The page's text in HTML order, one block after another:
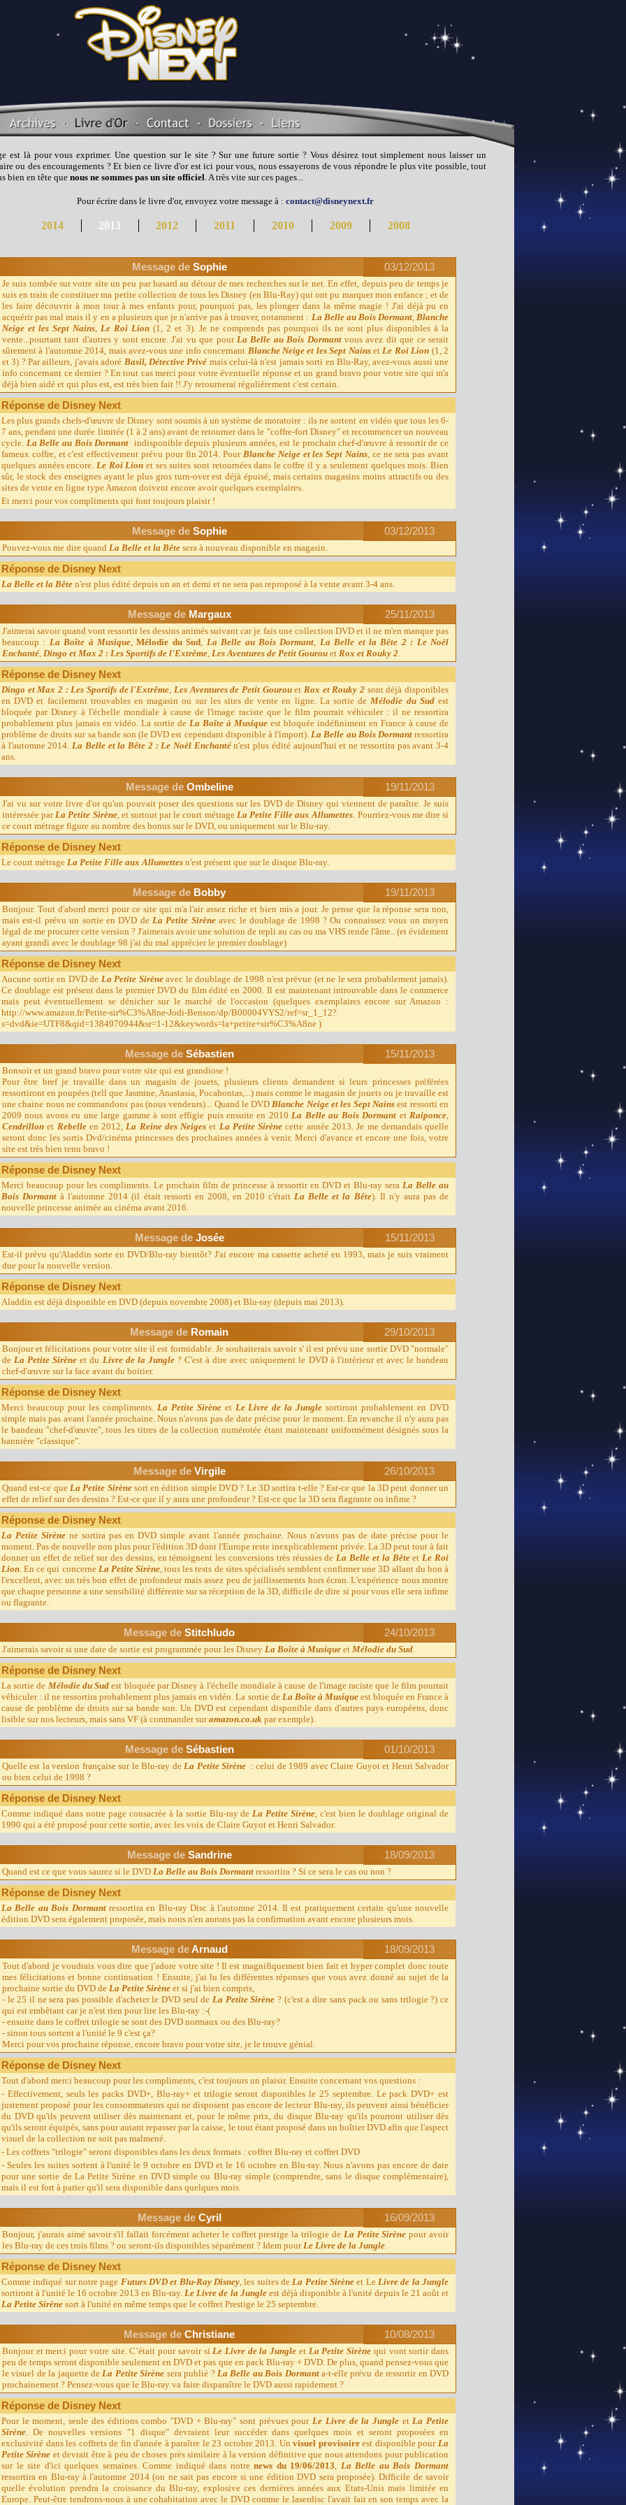
est là pour vous exprimer. Une question sur le site ? Sur une future sortie ? Vous désirez tout simplement nous laisser un
ou des encouragements ? Et bien ce livre d'or est ici pour vous, nous essayerons de vous répondre le plus vite possible, tout
bien en tête que nous ne sommes pas un site officiel. A très vite sur ces pages...
Pour écrire dans le livre d'or, envoyez votre message à : contact@disneynext.fr
2014 201 3 2012 2011 2010 2009 2008
Message de Sophie 03/12/2013
Je suis tombée sur votre site un peu par hasard au détour de mes recherches sur le net. En effet, depuis peu de temps je
suis en train de constituer ma petite collection de tous les Disney (en Blu-Ray) qui ont pu marquer mon enfance ; et de
les faire découvrir à mon tour à mes enfants pour, pourquoi pas, les plonger dans la même magie ! J'ai déjà pu en
acquérir pas mal mais il y en a plusieurs que je n'arrive pas à trouver, notamment : La Belle au Bois Dormant,Blanche
Neige et les Sept Nains,Le Roi Lion (1, 2 et 3). Je ne comprends pas pourquoi ils ne sont plus disponibles à la
vente...pourtant tant d'autres y sont encore. J'ai vu que pour La Belle au Bois Dormantvous avez dit que ce serait
sûrement à l'automne 2014, mais avez-vous une info concernant Blanche Neige et les Sept NainsetLe Roi Lion (1, 2
et 3) ? Par ailleurs, j'avais adoré Basil, Détective Privé mais celui-là n'est jamais sorti en Blu-Ray, avez-vous aussi une
info concernant ce dernier ? En tout cas merci pour votre éventuelle réponse et un grand bravo pour votre site qui m'a
déjà bien aidé et qui plus est, est très bien fait !! J'y retournerai régulièrement c'est certain.
Réponse de Disney Next
Les plus grands chefs-d'œuvre de Disney sont soumis à un système de moratoire : ils ne sortent en vidéo que tous les 6-
7 ans, pendant une durée limitée (1 à 2 ans) avant de retourner dans le "coffre-fort Disney" et recommencer un nouveau
cycle. La Belle au Bois Dormant indisponible depuis plusieurs années, est le prochain chef-d'œuvre à ressortir de ce
fameux coffre, et c'est effectivement prévu pour fin 2014. Pour Blanche Neige et les Sept Nains, ce ne sera pas avant
quelques années encore. Le Roi Lion et ses suites sont retournées dans le coffre il y a seulement quelques mois. Bien
sûr, le stock des enseignes ayant le plus gros turn-over est déjà épuisé, mais certains magasins moins attractifs ou des
sites de vente en ligne type Amazon doivent encore avoir quelques exemplaires.
Et merci pour vos compliments qui font toujours plaisir !
Message de Sophie 03/12/2013
Pouvez-vous me dire quand La Belle et la Bête sera à nouveau disponible en magasin.
Réponse de Disney Next
La Belle et la Bête n'est plus édité depuis un an et demi et ne sera pas reproposé à la vente avant 3-4 ans.
Message de Margaux 25/11/2013
J'aimerai savoir quand vont ressortir les dessins animés suivant car je fais une collection DVD et il ne m'en manque pas
beaucoup : La Boîte à Musique,Mélodie du Sud, La Belle au Bois Dormant, La Belle et la Bête 2 : Le Noël
Enchanté, Dingo et Max 2 : Les Sportifs de l'Extrême, Les Aventures de Petit Gourou et Rox et Rouky 2.
Réponse de Disney Next
Dingo et Max 2 : Les Sportifs de l'Extrême,Les Aventures de Petit GourouetRox et Rouky 2 sont déjà disponibles
en DVD et facilement trouvables en magasin ou sur les sites de vente en ligne. La sortie deMélodie du Sudest
bloquée par Disney à l'échelle mondiale à cause de l'image raciste que le film pourrait véhiculer : il ne ressortira
probablement plus jamais en vidéo. La sortie de La Boîte à Musique est bloquée indéfiniment en France à cause de
problème de droits sur sa bande son (le DVD est cependant disponible à l'import).La Belle au Bois Dormantressortira
à l'automne 2014.La Belle et la Bête 2 : Le Noël Enchantén'est plus édité aujourd'hui et ne ressortira pas avant 3-4
ans.
Message de Ombeline 19/11/2013
J'ai vu sur votre livre d'or qu'on pouvait poser des questions sur les DVD de Disney qui viennent de paraître. Je suis
intéressée parLa Petite Sirène, et surtout par le court métrage La Petite Fille aux Allumettes. Pourriez-vous me dire si
ce court métrage figure au nombre des bonus sur le DVD, ou uniquement sur le Blu-ray.
Réponse de Disney Next
Le court métrage La Petite Fille aux Allumettes n'est présent que sur le disque Blu-ray.
Message de Bobby 19/11/2013
Bonjour. Tout d'abord merci pour ce site qui m'a l'air assez riche et bien mis a jour. Je pense que la réponse sera non,
mais est-il prévu un sortie en DVD deLa Petite Sirèneavec le doublage de 1998 ? Ou connaissez vous un moyen
légal de me procurer cette version ? J'aimerais avoir une solution de repli au cas ou ma VHS rende l'âme.. (et évidement
ayant grandi avec le doublage 98 j'ai du mal apprécier le premier doublage)
Réponse de Disney Next
Aucune sortie en DVD de La Petite Sirèneavec le doublage de 1998 n'est prévue (et ne le sera probablement jamais).
Ce doublage est présent dans le premier DVD du film édité en 2000. Il est maintenant introuvable dans le commerce
mais peut éventuellement se dénicher sur le marché de l'occasion (quelques exemplaires encore sur Amazon :
http://www.amazon.fr/Petite-sir%C3%A8ne-Jodi-Benson/dp/B00004VYS2/ref=sr_1_12?
s=dvd&ie=UTF8&qid=1384970944&sr=1-12&keywords=la+petite+sir%C3%A8ne )
Message de Sébastien 15/11/2013
Bonsoir et un grand bravo pour votre site qui est grandiose !
Pour être bref je travaille dans un magasin de jouets, plusieurs clients demandent si leurs princesses préférées
ressortiront en poupées (tell que Jasmine, Anastasia, Pocahontas,...) mais comme le magasin de jouets ou je travaille est
une chaine nous ne commandons pas (nous vendeurs)... Quand le DVDBlanche Neige et les Sept Nains est ressorti en
2009 nous avons eu une large gamme à sont effigie puis ensuite en 2010La Belle au Bois Dormant etRaiponce,
Cendrillon et Rebelleen 2012,La Reine des Neiges et La Petite Sirène cette année 2013. Je me demandais quelle
seront donc les sortis Dvd/cinéma princesses des prochaines années à venir. Merci d'avance et encore une fois, votre
site est très bien tenu bravo !
Réponse de Disney Next
Merci beaucoup pour les compliments. Le prochain film de princesse à ressortir en DVD et Blu-ray sera La Belle au
Bois Dormant à l'automne 2014 (il était ressorti en 2008, en 2010 c'étaitLa Belle et la Bête). Il n'y aura pas de
nouvelle princesse animée au cinéma avant 2016.
Message de Josée 15/11/2013
Est-il prévu qu'Aladdin sorte en DVD/Blu-ray bientôt? J'ai encore ma cassette acheté en 1993, mais je suis vraiment
due pour la nouvelle version.
Réponse de Disney Next
Aladdin est déjà disponible en DVD (depuis novembre 2008) et Blu-ray (depuis mai 2013).
Message de Romain 29/10/2013
Bonjour et félicitations pour votre site il est formidable. Je souhaiterais savoir s' il est prévu une sortie DVD "normale"
deLa Petite Sirène et du Livre de la Jungle? C'est à dire avec uniquement le DVD à l'intérieur et avec le bandeau
chef-d'œuvre sur la face avant du boitier.
Réponse de Disney Next
Merci beaucoup pour les compliments. La Petite Sirèneet Le Livre de la Jungle sortiront probablement en DVD
simple mais pas avant l'année prochaine. Nous n'avons pas de date précise pour le moment. En revanche il n'y aura pas
le bandeau "chef-d'œuvre", tous les titres de la collection numérotée étant maintenant uniformément désignés sous la
bannière "classique".
Message de Virgile 26/10/2013
Quand est-ce que La Petite Sirènesort en édition simple DVD ? Le 3D sortira t-elle ? Est-ce que la 3D peut donner un
effet de relief sur des dessins ? Est-ce que il y aura une profondeur ? Est-ce que la 3D sera flagrante ou infime ?
Réponse de Disney Next
La Petite Sirène ne sortira pas en DVD simple avant l'année prochaine. Nous n'avons pas de date précise pour le
moment. Pas de nouvelle non plus pour l'édition 3D dont l'Europe reste inexplicablement privée. La 3D peut tout à fait
donner un effet de relief sur des dessins, en témoignent les conversions très réussies deLa Belle et la BêteetLe Roi
Lion. En ce qui concerne La Petite Sirène, tous les tests de sites spécialisés semblent confirmer une 3D allant du bon à
l'excellent, avec un très bon effet de profondeur mais assez peu de jaillissements hors écran. L'expérience nous montre
que chaque personne a une sensibilité différente sur sa réception de la 3D, difficile de dire si pour vous elle sera infime
ou flagrante.
Message de Stitchludo 24/10/2013
J'aimerais savoir si une date de sortie est programmée pour les Disney La Boîte à Musique et Mélodie du Sud.
Réponse de Disney Next
La sortie de Mélodie du Sud est bloquée par Disney à l'échelle mondiale à cause de l'image raciste que le film pourrait
véhiculer : il ne ressortira probablement plus jamais en vidéo. La sortie de La Boîte à Musiqueest bloquée en France à
cause de problème de droits sur sa bande son. Un DVD est cependant disponible dans d'autres pays européens, donc
lisible sur nos lecteurs, mais sans VF (à commander suramazon.co.uk par exemple).
Message de Sébastien 01/10/2013
Quelle est la version française sur le Blu-ray deLa Petite Sirène : celui de 1989 avec Claire Guyot et Henri Salvador
ou bien celui de 1998 ?
Réponse de Disney Next
Comme indiqué dans notre page consacrée à la sortie Blu-ray deLa Petite Sirène, c'est bien le doublage original de
1990 qui a été proposé pour cette sortie, avec les voix de Claire Guyot et Henri Salvador.
Message de Sandrine 18/09/2013
Quand est ce que vous saurez si le DVD La Belle au Bois Dormant ressortira ? Si ce sera le cas ou non ?
Réponse de Disney Next
La Belle au Bois Dormantressortira en Blu-ray Disc à l'automne 2014. Il est pratiquement certain qu'une nouvelle
édition DVD sera également proposée, mais nous n'en aurons pas la confirmation avant encore plusieurs mois.
Message deArnaud 18/09/2013
Tout d'abord je voudrais vous dire que j'adore votre site ! Il est magnifiquement bien fait et hyper complet donc toute
mes félicitations et bonne continuation ! Ensuite, j'ai lu les différentes réponses que vous avez donné au sujet de la
prochaine sortie du DVD de La Petite Sirène et si j'ai bien compris,
- le 25 il ne sera pas possible d'acheter le DVD seul de La Petite Sirène? (c'est a dire sans pack ou sans trilogie ?) ce
qui est embêtant car je n'est rien pour lire les Blu-ray :-(
- ensuite dans le coffret trilogie se sont des DVD normaux ou des Blu-ray?
- sinon tous sortent a l'unité le 9 c'est ça?
Merci pour vos prochaine réponse, encore bravo pour votre site, je le trouve génial.
Réponse de Disney Next
Tout d'abord merci beaucoup pour les compliments, c'est toujours un plaisir. Ensuite concernant vos questions :
- Effectivement, seuls les packs DVD+, Blu-ray+ et trilogie seront disponibles le 25 septembre. Le pack DVD+ est
justement proposé pour les consommateurs qui ne disposent pas encore de lecteur Blu-ray, ils peuvent ainsi bénéficier
du DVD qu'ils peuvent utiliser dès maintenant et, pour le même prix, du disque Blu-ray qu'ils pourront utiliser dès
qu'ils seront équipés, sans pour autant repasser par la caisse, le tout étant proposé dans un boîtier DVD afin que l'aspect
visuel de la collection ne soit pas malmené.
- Les coffrets "trilogie" seront disponibles dans les deux formats : coffret Blu-ray et coffret DVD
- Seules les suites sortent à l'unité le 9 octobre en DVD et le 16 octobre en Blu-ray. Nous n'avons pas encore de date
pour une sortie de La Petite Sirène en DVD simple ou Blu-ray simple (comprendre, sans le disque complémentaire),
mais il est fort à parier qu'il sera disponible dans quelques mois.
Message de Cyril 16/09/2013
Bonjour, j'aurais aimé savoir s'il fallait forcément acheter le coffret prestige la trilogie de La Petite Sirène pour avoir
les Blu-ray de ces trois films ? ou seront-ils disponibles séparément ? Idem pourLe Livre de la Jungle.
Réponse de Disney Next
Comme indiqué sur notre page Futurs DVD et Blu-Ray Disney, les suites deLa Petite Sirène et LeLivre de la Jungle
sortiront à l'unité le 16 octobre 2013 en Blu-ray.Le Livre de la Jungleest déjà disponible à l'unité depuis le 21 août et
La Petite Sirène sort à l'unité en même temps que le coffret Prestige le 25 septembre.
Message de Christiane 10/08/2013
Bonjour et merci pour votre site. C’était pour savoir siLe Livre de la Jungle et La Petite Sirène qui vont sortir dans
peu de temps seront disponible seulement en DVD et pas que en pack Blu-ray + DVD. De plus, quand pensez-vous que
le visuel de la jaquette deLa Petite Sirène sera publié ? La Belle au Bois Dormanta-t-elle prévu de ressortir en DVD
prochainement ? Pensez-vous que le Blu-ray va faire disparaître le DVD aussi rapidement ?
Réponse de Disney Next
Pour le moment, seule des éditions combo "DVD + Blu-ray" sont prévues pourLe Livre de la JungleetLa Petite
Sirène. De nouvelles versions "1 disque" devraient leur succéder dans quelques mois et seront proposées en
exclusivité dans les coffrets de fin d'année à paraître le 23 octobre 2013. Unvisuel provisoireest disponible pourLa
Petite Sirène et devrait être à peu de choses près similaire à la version définitive que nous attendons pour publication
sur le site d'ici quelques semaines. Comme indiqué dans notrenews du 19/06/2013, La Belle au Bois Dormant
ressortira en Blu-ray à l'automne 2014 (on ne sait pas encore si une édition DVD sera proposée). Difficile de savoir
quelle évolution prendra la croissance du Blu-ray, explosive ces dernières années aux Etats-Unis mais limitée en
Europe. Peut-être tendrons-nous à une cohabitation avec le DVD comme le laserdisc l'avait fait en son temps avec la